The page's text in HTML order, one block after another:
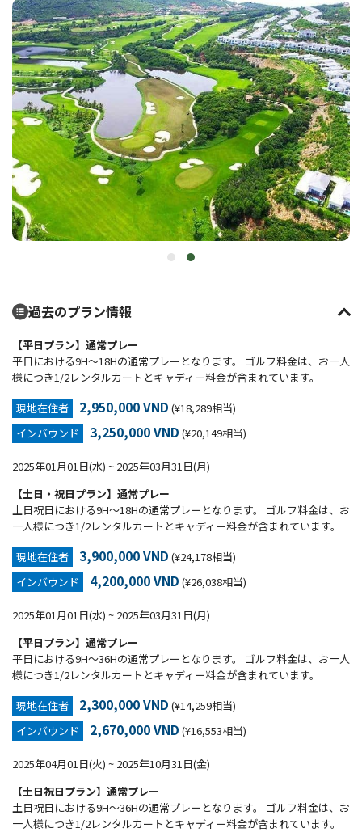
過去のプラン情報
【平日プラン】通常プレー
平日における9H～18Hの通常プレーとなります。 ゴルフ料金は、お一人
様につき1/2レンタルカートとキャディー料金が含まれています。
現地在住者
2,950,000 VND (¥18,289相当)
インバウンド
3,250,000 VND (¥20,149相当)
2025年01月01日(水) ~ 2025年03月31日(月)
【土日・祝日プラン】通常プレー
土日祝日における9H～18Hの通常プレーとなります。 ゴルフ料金は、お
一人様につき1/2レンタルカートとキャディー料金が含まれています。
現地在住者
3,900,000 VND (¥24,178相当)
インバウンド
4,200,000 VND (¥26,038相当)
2025年01月01日(水) ~ 2025年03月31日(月)
【平日プラン】通常プレー
平日における9H～36Hの通常プレーとなります。 ゴルフ料金は、お一人
様につき1/2レンタルカートとキャディー料金が含まれています。
現地在住者
2,300,000 VND (¥14,259相当)
インバウンド
2,670,000 VND (¥16,553相当)
2025年04月01日(火) ~ 2025年10月31日(金)
【土日祝日プラン】通常プレー
土日祝日における9H～36Hの通常プレーとなります。 ゴルフ料金は、お
一人様につき1/2レンタルカートとキャディー料金が含まれています。